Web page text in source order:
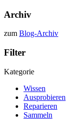
Archiv
zum Blog-Archiv
Filter
Kategorie
Wissen
Ausprobieren
Reparieren
Sammeln